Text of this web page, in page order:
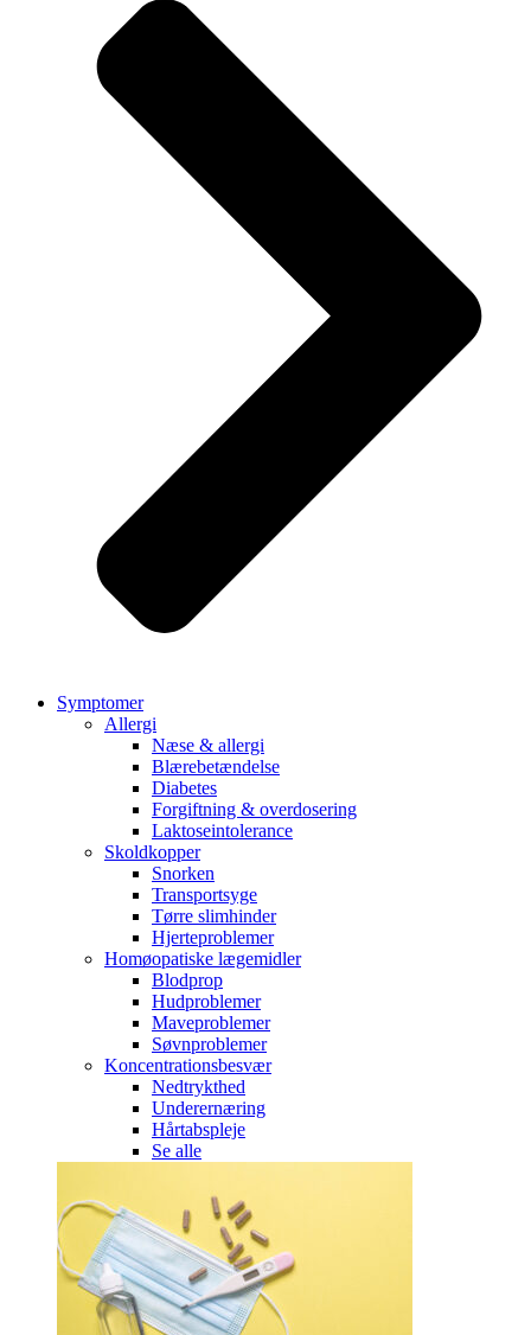
Symptomer
Allergi
Næse & allergi
Blærebetændelse
Diabetes
Forgiftning & overdosering
Laktoseintolerance
Skoldkopper
Snorken
Transportsyge
Tørre slimhinder
Hjerteproblemer
Homøopatiske lægemidler
Blodprop
Hudproblemer
Maveproblemer
Søvnproblemer
Koncentrationsbesvær
Nedtrykthed
Underernæring
Hårtabspleje
Se alle